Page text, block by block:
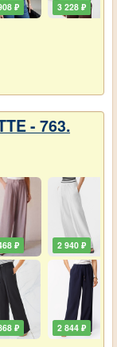
₽ 3 228 ₽
- 763.
₽
₽
2 940 ₽
2 844 ₽